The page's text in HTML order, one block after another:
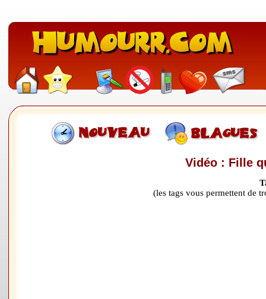
Vidéo : Fille
(les tags vous permettent de